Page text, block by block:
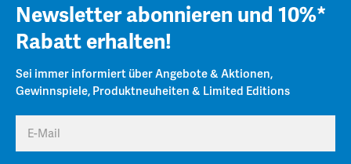
Newsletter abonnieren und 10%*
Rabatt erhalten!
Sei immer informiert über Angebote & Aktionen,
Gewinnspiele, Produktneuheiten & Limited Editions
E-Mail